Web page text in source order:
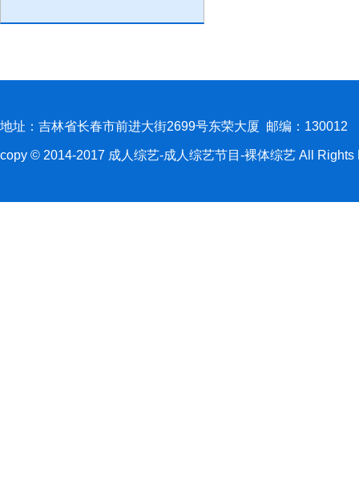
地址：吉林省长春市前进大街2699号东荣大厦 邮编：130012
copy © 2014-2017 成人综艺-成人综艺节目-裸体综艺 All Rights